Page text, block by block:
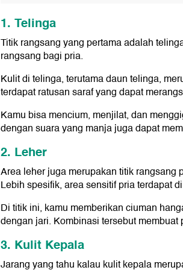
1. Telinga
Titik rangsang yang pertama adalah
rangsang bagi pria.
Kulit di telinga, terutama daun telinga,
terdapat ratusan saraf yang dapat
Kamu bisa mencium, menjilat, dan
dengan suara yang manja juga dapat
2. Leher
Area leher juga merupakan titik
Lebih spesifik, area sensitif pria terdapat
Di titik ini, kamu memberikan ciuman
dengan jari. Kombinasi tersebut
3. Kulit Kepala
Jarang yang tahu kalau kulit kepala